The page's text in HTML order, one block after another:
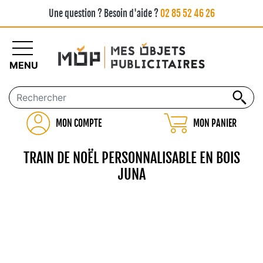
Une question ? Besoin d'aide ?02 85 52 46 26
MON COMPTE MON PANIER
MENU
TRAIN DE NOËL PERSONNALISABLE EN BOIS
JUNA